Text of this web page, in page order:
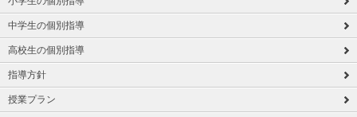
中学生の個別指導
高校生の個別指導
指導方針
授業プラン